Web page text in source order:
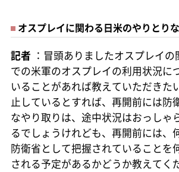
オスプレイに関わる日米のやりとり
記者 ：冒頭ありましたオスプレイ
での米軍のオスプレイの利用状況に
いることがあれば教えていただきた
止しているとすれば、再開前には防
なやり取りは、途中状況はおっしゃ
るでしょうけれども、再開前には、
防衛省として把握されていることを
される予定があるかどうか教えてく